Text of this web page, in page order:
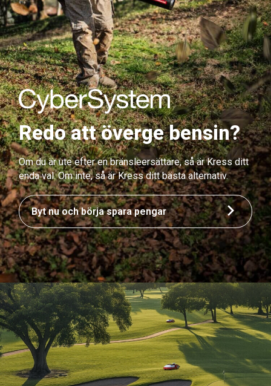
Redo att överge bensin?
Om du är ute efter en bränsleersättare, så är Kress ditt
enda val. Om inte, så är Kress ditt bästa alternativ.
Byt nu och börja spara pengar